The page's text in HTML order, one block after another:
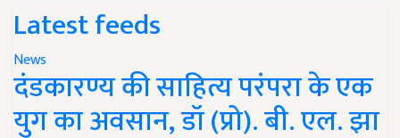
Latest feeds
News
दंडकारण्य की साहित्य परंपरा के एक
युग का अवसान, डॉ (प्रो). बी. एल. झा